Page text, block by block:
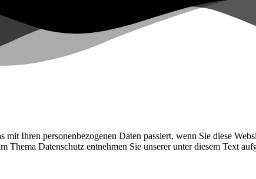
Ihren personenbezogenen Daten passiert, wenn Sie diese
Datenschutz entnehmen Sie unserer unter diesem Text